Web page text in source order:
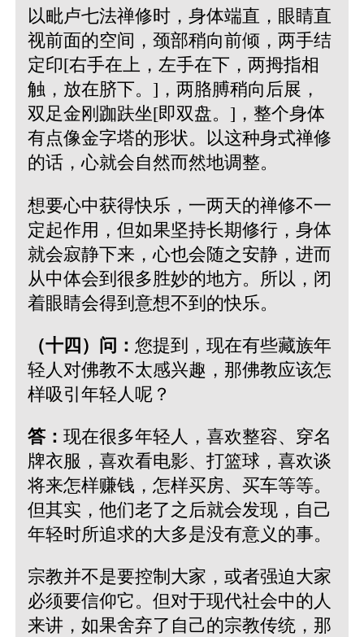
以毗卢七法禅修时，身体端直，眼睛直
视前面的空间，颈部稍向前倾，两手结
定印[右手在上，左手在下，两拇指相
触，放在脐下。]，两胳膊稍向后展，
双足金刚跏趺坐[即双盘。]，整个身体
有点像金字塔的形状。以这种身式禅修
的话，心就会自然而然地调整。
想要心中获得快乐，一两天的禅修不一
定起作用，但如果坚持长期修行，身体
就会寂静下来，心也会随之安静，进而
从中体会到很多胜妙的地方。所以，闭
着眼睛会得到意想不到的快乐。
（十四）问： 您提到，现在有些藏族年
轻人对佛教不太感兴趣，那佛教应该怎
样吸引年轻人呢？
答： 现在很多年轻人，喜欢整容、穿名
牌衣服，喜欢看电影、打篮球，喜欢谈
将来怎样赚钱，怎样买房、买车等等。
但其实，他们老了之后就会发现，自己
年轻时所追求的大多是没有意义的事。
宗教并不是要控制大家，或者强迫大家
必须要信仰它。但对于现代社会中的人
来讲，如果舍弃了自己的宗教传统，那